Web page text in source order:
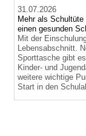
31.07.2026
Mehr als
einen gesunden
Mit der
Lebensabschnitt.
Sporttasche gibt
Kinder- und
weitere wichtige
Start in den